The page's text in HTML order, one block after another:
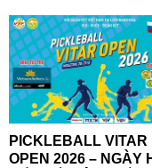
PICKLEBALL VITAR
OPEN 2026 – NGÀY